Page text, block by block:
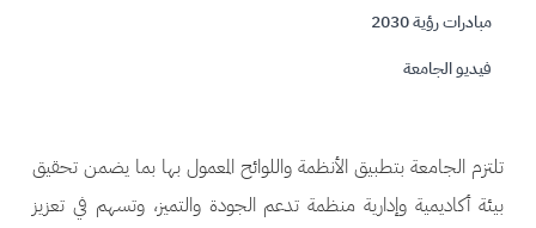
مبادرات رؤية 2030
فيديو الجامعة
تلتزم الجامعة بتطبيق الأنظمة واللوائح المعمول بها بما يضمن تحقيق
بيئة أكاديمية وإدارية منظمة تدعم الجودة والتميز، وتسهم في تعزيز